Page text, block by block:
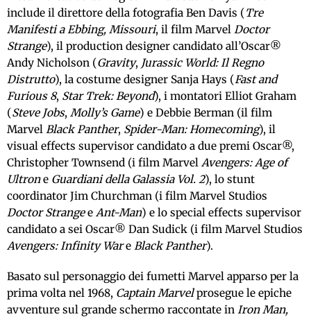
include il direttore della fotografia Ben Davis ( Tre
Manifesti a Ebbing, Missouri, il film Marvel Doctor
Strange), il production designer candidato all’Oscar®
Andy Nicholson (Gravity, Jurassic World: Il Regno
Distrutto), la costume designer Sanja Hays (Fast and
Furious 8, Star Trek: Beyond), i montatori Elliot Graham
(Steve Jobs, Molly’s Game) e Debbie Berman (il film
Marvel Black Panther, Spider-Man: Homecoming), il
visual effects supervisor candidato a due premi Oscar®,
Christopher Townsend (i film Marvel Avengers: Age of
Ultrone Guardiani della Galassia Vol. 2), lo stunt
coordinator Jim Churchman (i film Marvel Studios
Doctor Strangee Ant-Man) e lo special effects supervisor
candidato a sei Oscar® Dan Sudick (i film Marvel Studios
Avengers: Infinity Ware Black Panther).
Basato sul personaggio dei fumetti Marvel apparso per la
prima volta nel 1968, Captain Marvelprosegue le epiche
avventure sul grande schermo raccontate in Iron Man,